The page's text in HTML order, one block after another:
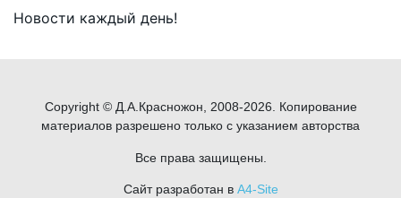
Новости каждый день!
Copyright © Д.А.Красножон, 2008-2026. Копирование
материалов разрешено только с указанием авторства
Все права защищены.
Сайт разработан в A4-Site